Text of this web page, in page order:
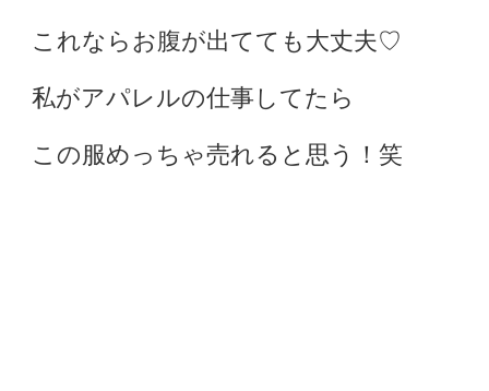
これならお腹が出てても大丈夫♡
私がアパレルの仕事してたら
この服めっちゃ売れると思う！笑